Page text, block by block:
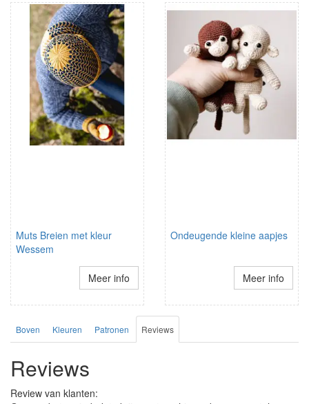
Muts Breien met kleur
Wessem
Meer info
Ondeugende kleine aapjes
Meer info
Boven Kleuren Patronen Reviews
Reviews
Review van klanten: